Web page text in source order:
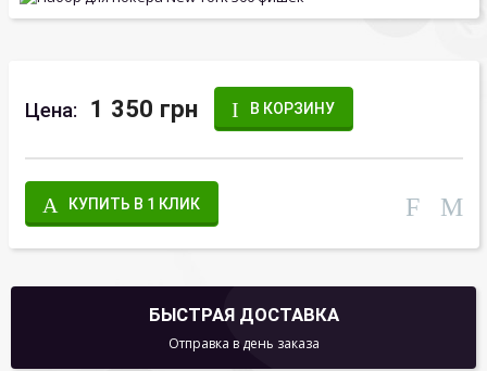
Цена: 1 350 грн В КОРЗИНУ
КУПИТЬ В 1 КЛИК
БЫСТРАЯ ДОСТАВКА
Отправка в день заказа